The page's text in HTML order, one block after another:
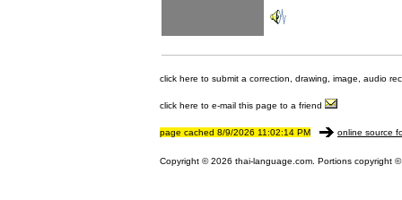
click here to submit a correction, drawing, image, audio
click here to e-mail this page to a friend
page cached 8/9/2026 11:02:14 PM online source
Copyright © 2026 thai-language.com. Portions copyright